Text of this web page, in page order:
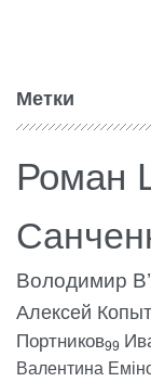
Метки
Роман
Володимир
Алексей
Портников99
Валентина